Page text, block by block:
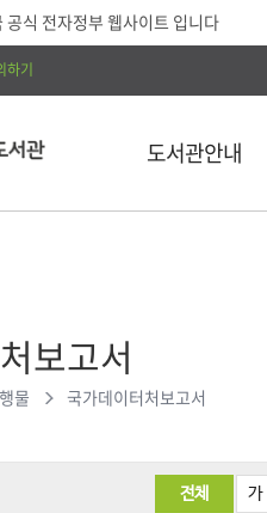
공식 전자정부 웹사이트 입니다
하기
도서관안내
찾아오시는 길
보고서
물 국가데이터처보고서
전체 가